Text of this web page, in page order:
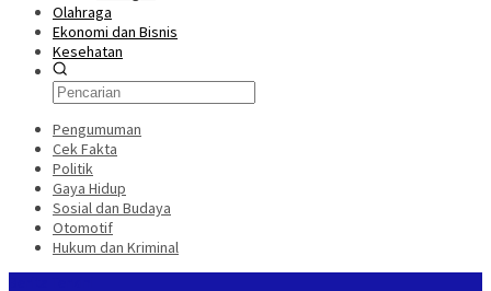
Olahraga
Ekonomi dan Bisnis
Kesehatan
Pengumuman
Cek Fakta
Politik
Gaya Hidup
Sosial dan Budaya
Otomotif
Hukum dan Kriminal